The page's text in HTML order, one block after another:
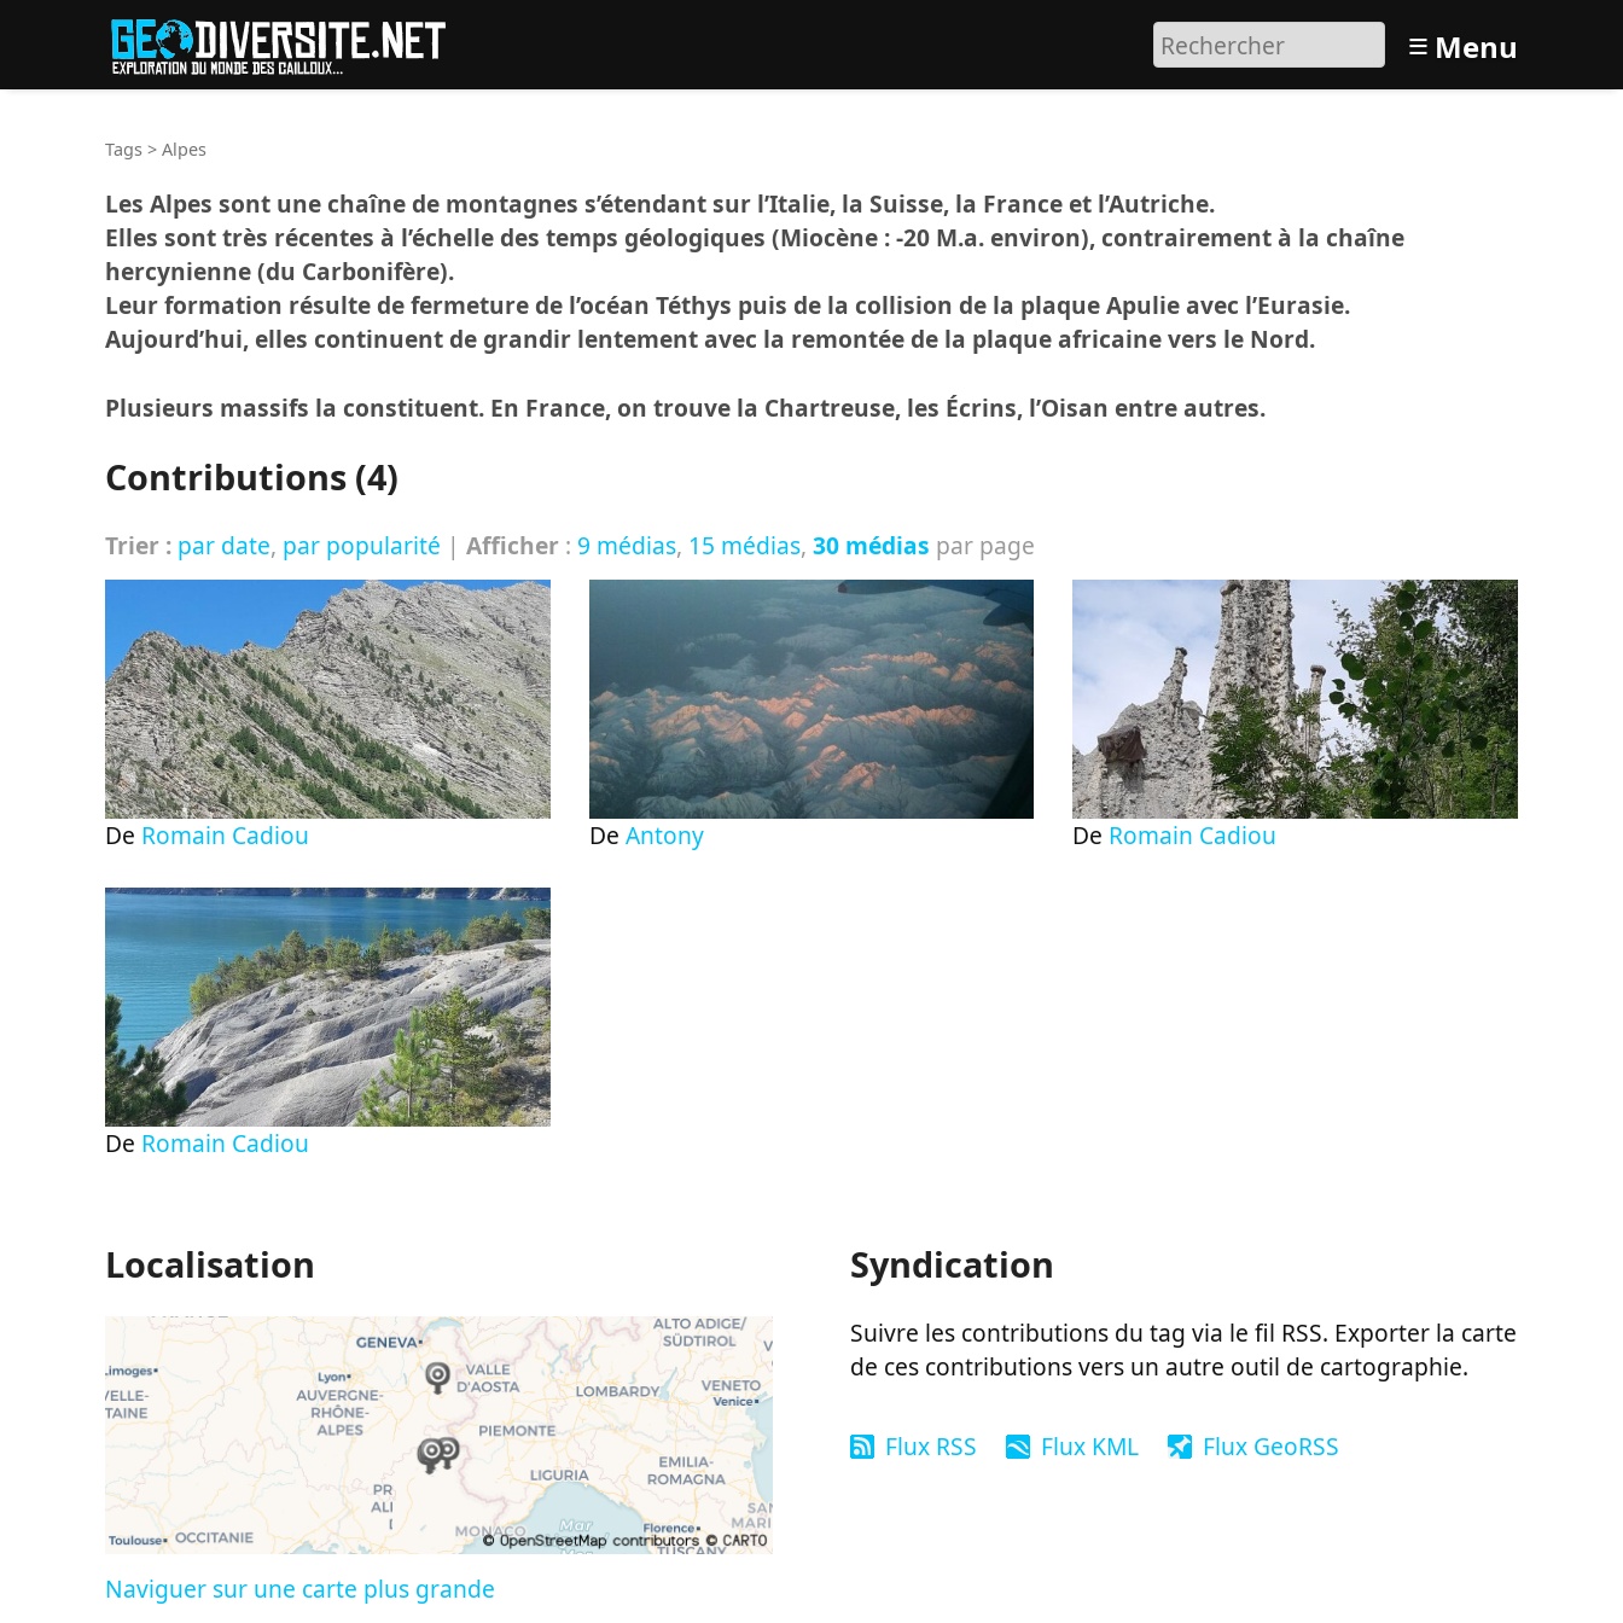
≡ Menu
Tags > Alpes
Les Alpes sont une chaîne de montagnes s’étendant sur l’Italie, la Suisse, la France et l’Autriche.
Elles sont très récentes à l’échelle des temps géologiques (Miocène : -20 M.a. environ), contrairement à la chaîne
hercynienne (du Carbonifère).
Leur formation résulte de fermeture de l’océan Téthys puis de la collision de la plaque Apulie avec l’Eurasie.
Aujourd’hui, elles continuent de grandir lentement avec la remontée de la plaque africaine vers le Nord.
Plusieurs massifs la constituent. En France, on trouve la Chartreuse, les Écrins, l’Oisan entre autres.
Contributions (4)
Trier : par date, par popularité | Afficher : 9 médias, 15 médias, 30 médias par page
De Romain Cadiou De Antony De Romain Cadiou
De Romain Cadiou
Localisation
Naviguer sur une carte plus grande
Syndication
Suivre les contributions du tag via le fil RSS. Exporter la carte
de ces contributions vers un autre outil de cartographie.
Flux RSS Flux KML Flux GeoRSS